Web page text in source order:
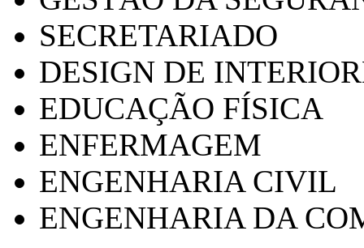
SECRETARIADO
DESIGN DE
EDUCAÇÃO FÍSICA
ENFERMAGEM
ENGENHARIA CIVIL
ENGENHARIA DA